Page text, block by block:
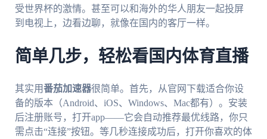
受世界杯的激情。甚至可以和海外的华人朋友一起投屏
到电视上，边看边聊，就像在国内的客厅一样。
简单几步，轻松看国内体育直播
其实用番茄加速器很简单。首先，从官网下载适合你设
备的版本（Android、iOS、Windows、Mac都有）。安装
后注册账号，打开app——它会自动推荐最优线路，你只
需点击“连接”按钮。等几秒连接成功后，打开你喜欢的体